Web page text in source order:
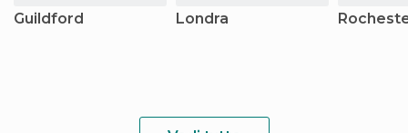
Guildford Londra